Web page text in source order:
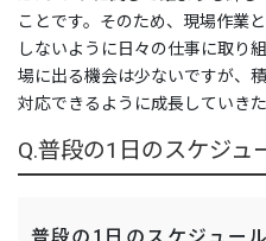
ことです。そのため、現場作業
しないように日々の仕事に取り
場に出る機会は少ないですが、
対応できるように成長していきた
Q.普段の1日のスケジュ
普段の1日のスケジュール
事業内容
土木事業
構造物補修工事
除 雪